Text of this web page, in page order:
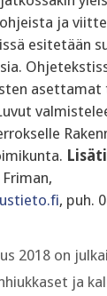
ja
esitetään
, puh.
2018 on
ja